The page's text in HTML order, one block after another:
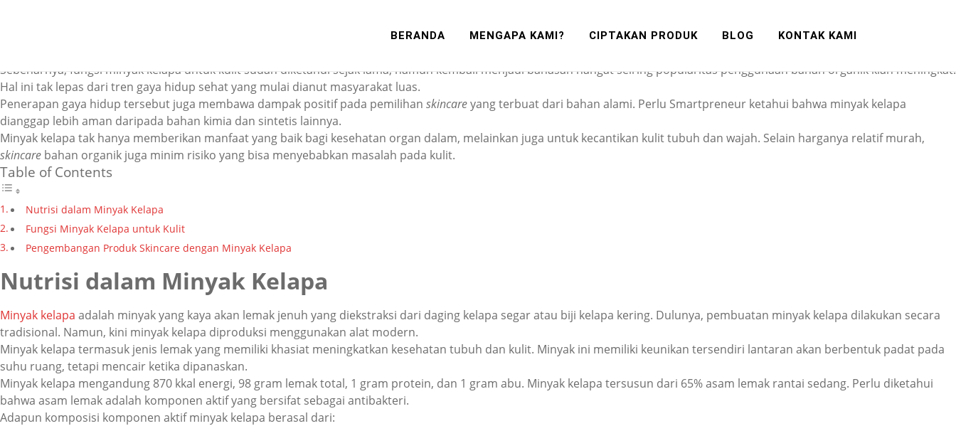
BERANDA MENGAPA KAMI? CIPTAKAN PRODUK BLOG KONTAK KAMI
Fungsi Minyak Kelapa Untuk Kulit: Ide Produk
Sebenarnya, fungsi minyak kelapa untuk kulit sudah diketahui sejak lama, namun kembali menjadi bahasan hangat seiring popularitas penggunaan bahan organik kian meningkat.
Hal ini tak lepas dari tren gaya hidup sehat yang mulai dianut masyarakat luas.
Penerapan gaya hidup tersebut juga membawa dampak positif pada pemilihan skincareyang terbuat dari bahan alami. Perlu Smartpreneur ketahui bahwa minyak kelapa
dianggap lebih aman daripada bahan kimia dan sintetis lainnya.
Minyak kelapa tak hanya memberikan manfaat yang baik bagi kesehatan organ dalam, melainkan juga untuk kecantikan kulit tubuh dan wajah. Selain harganya relatif murah,
skincare bahan organik juga minim risiko yang bisa menyebabkan masalah pada kulit.
Table of Contents
Nutrisi dalam Minyak Kelapa
Fungsi Minyak Kelapa untuk Kulit
Pengembangan Produk Skincare dengan Minyak Kelapa
Nutrisi dalam Minyak Kelapa
Minyak kelapa adalah minyak yang kaya akan lemak jenuh yang diekstraksi dari daging kelapa segar atau biji kelapa kering. Dulunya, pembuatan minyak kelapa dilakukan secara
tradisional. Namun, kini minyak kelapa diproduksi menggunakan alat modern.
Minyak kelapa termasuk jenis lemak yang memiliki khasiat meningkatkan kesehatan tubuh dan kulit. Minyak ini memiliki keunikan tersendiri lantaran akan berbentuk padat pada
suhu ruang, tetapi mencair ketika dipanaskan.
Minyak kelapa mengandung 870 kkal energi, 98 gram lemak total, 1 gram protein, dan 1 gram abu. Minyak kelapa tersusun dari 65% asam lemak rantai sedang. Perlu diketahui
bahwa asam lemak adalah komponen aktif yang bersifat sebagai antibakteri.
Adapun komposisi komponen aktif minyak kelapa berasal dari: